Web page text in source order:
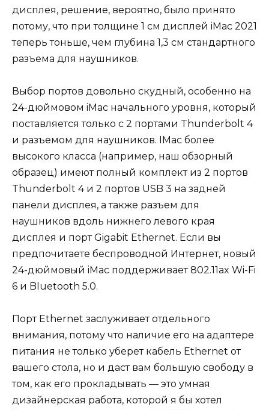
дисплея, решение, вероятно, было принято
потому, что при толщине 1 см дисплей iMac 2021
теперь тоньше, чем глубина 1,3 см стандартного
разъема для наушников.
Выбор портов довольно скудный, особенно на
24-дюймовом iMac начального уровня, который
поставляется только с 2 портами Thunderbolt 4
и разъемом для наушников. IMac более
высокого класса (например, наш обзорный
образец) имеют полный комплект из 2 портов
Thunderbolt 4 и 2 портов USB 3 на задней
панели дисплея, а также разъем для
наушников вдоль нижнего левого края
дисплея и порт Gigabit Ethernet. Если вы
предпочитаете беспроводной Интернет, новый
24-дюймовый iMac поддерживает 802.11ax Wi-Fi
6 и Bluetooth 5.0.
Порт Ethernet заслуживает отдельного
внимания, потому что наличие его на адаптере
питания не только уберет кабель Ethernet от
вашего стола, но и даст вам большую свободу в
том, как его прокладывать — это умная
дизайнерская работа, которой я бы хотел